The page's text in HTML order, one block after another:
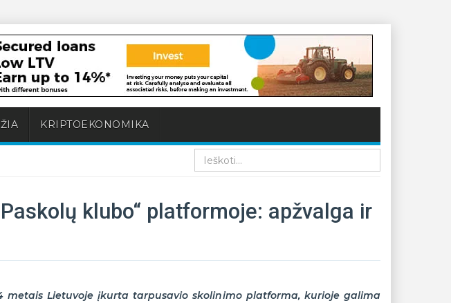
KRIPTOEKONOMIKA
Paieška
klubo“ platformoje: apžvalga ir
metais Lietuvoje įkurta tarpusavio skolinimo platforma, kurioje galima